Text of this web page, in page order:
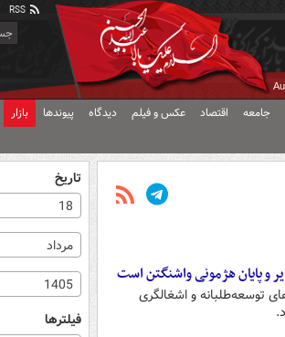
جامعه اقتصاد عکس و فیلم دیدگاه پیوندها بازار
و پایان هژمونی واشنگتن است
توسعه‌طلبانه و اشغالگری
تاریخ
18
مرداد
1405
فیلترها